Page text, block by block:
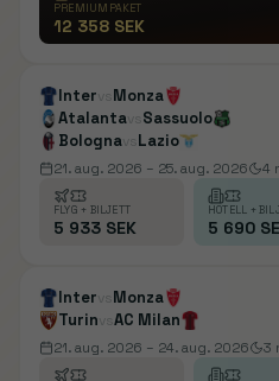
PREMIUMPAKET
12 358 SEK
Inter vs Monza
Atalantavs Sassuolo
Bolognavs Lazio
21. aug. 2026 – 25. aug. 2026 4
FLYG + BILJETT
5 933 SEK
HOTELL +
5 690
Inter vs Monza
Turin vs AC Milan
21. aug. 2026 – 24. aug. 2026 3